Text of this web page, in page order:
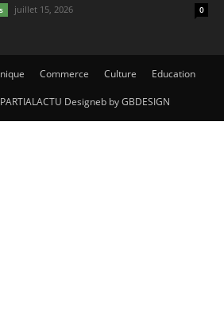
juillet 15, 2026 0
Commerce Culture Education
Designeb by GBDESIGN